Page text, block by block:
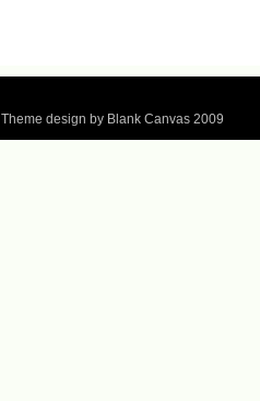
Theme design by Blank Canvas 2009